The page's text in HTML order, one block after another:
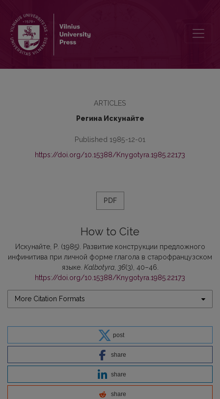
ARTICLES
Регина Искунайте
Published 1985-12-01
https://doi.org/10.15388/Knygotyra.1985.22173
PDF
How to Cite
Искунайте, Р. (1985). Развитие конструкции предложного
инфинитива при личной форме глагола в cтарофранцузском
языке. Kalbotyra, 36(3), 40–46.
https://doi.org/10.15388/Knygotyra.1985.22173
More Citation Formats
post
share
share
share